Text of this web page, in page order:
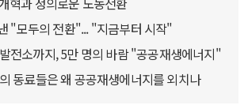
"모두의 전환"... "지금부터 시작"
전소까지, 5만 명의 바람 "공공재생에너지"
동료들은 왜 공공재생에너지를 외치나